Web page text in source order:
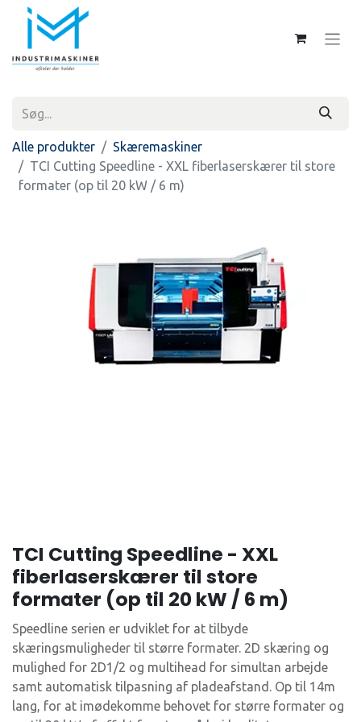
Alle produkter
Skæremaskiner
TCI Cutting Speedline - XXL fiberlaserskærer til store
formater (op til 20 kW / 6 m)
TCI Cutting Speedline - XXL
fiberlaserskærer til store
formater (op til 20 kW / 6 m)
Speedline serien er udviklet for at tilbyde
skæringsmuligheder til større formater. 2D skæring og
mulighed for 2D1/2 og multihead for simultan arbejde
samt automatisk tilpasning af pladeafstand. Op til 14m
lang, for at imødekomme behovet for større formater og